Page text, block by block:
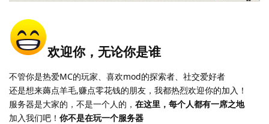
欢迎你，无论你是谁​
不管你是热爱MC的玩家、喜欢mod的探索者、社交爱好者
还是想来薅点羊毛,赚点零花钱的朋友，我都热烈欢迎你的加入！
服务器是大家的，不是一个人的， 在这里，每个人都有一席之地
加入我们吧！ 你不是在玩一个服务器